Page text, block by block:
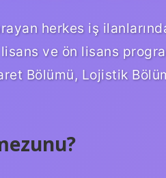
herkes iş
ve ön lisans
Bölümü, Lojistik